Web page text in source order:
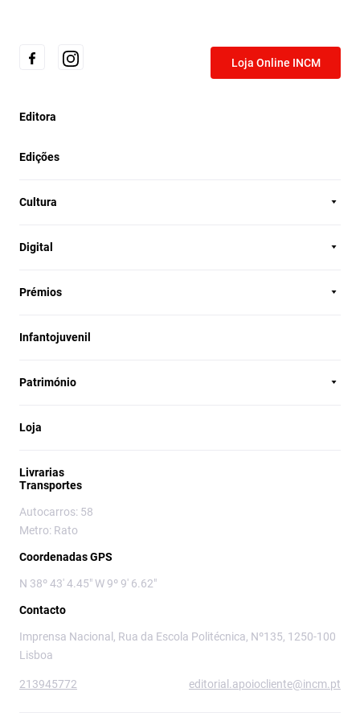
Loja Online INCM
Editora
Edições
Cultura
Digital
Prémios
Infantojuvenil
Património
Loja
Livrarias
Transportes
Autocarros: 58
Metro: Rato
Coordenadas GPS
N 38º 43' 4.45" W 9º 9' 6.62"
Contacto
Imprensa Nacional, Rua da Escola Politécnica, Nº135, 1250-100
Lisboa
213945772 editorial.apoiocliente@incm.pt